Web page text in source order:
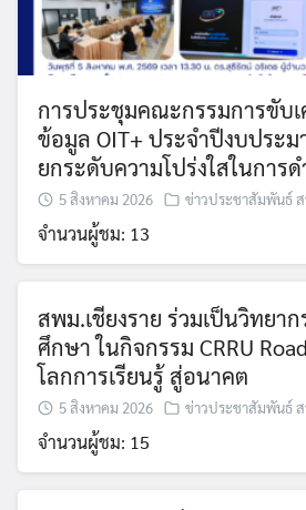
Search
การประชุมคณะกรรมการขับ
ข้อมูล OIT+ ประจำปีงบประ
ยกระดับความโปร่งใสในการ
5 สิงหาคม 2026 ข่าวประชาสัมพันธ์ ส
จำนวนผู้ชม: 13
สพม.เชียงราย ร่วมเป็นวิทยา
ศึกษา ในกิจกรรม CRRU
โลกการเรียนรู้ สู่อนาคต
5 สิงหาคม 2026 ข่าวประชาสัมพันธ์ ส
จำนวนผู้ชม: 15